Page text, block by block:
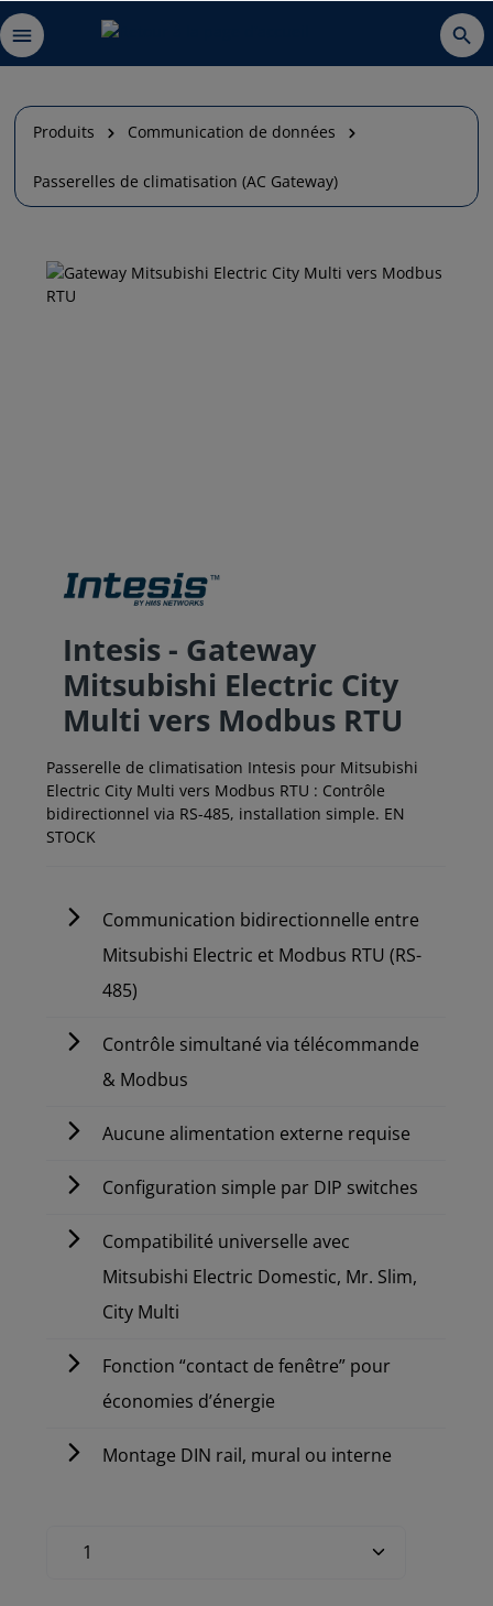
Produits Communication de données
Passerelles de climatisation (AC Gateway)
Intesis - Gateway
Mitsubishi Electric City
Multi vers Modbus RTU
Passerelle de climatisation Intesis pour Mitsubishi
Electric City Multi vers Modbus RTU : Contrôle
bidirectionnel via RS-485, installation simple. EN
STOCK
Communication bidirectionnelle entre
Mitsubishi Electric et Modbus RTU (RS-
485)
Contrôle simultané via télécommande
& Modbus
Aucune alimentation externe requise
Configuration simple par DIP switches
Compatibilité universelle avec
Mitsubishi Electric Domestic, Mr. Slim,
City Multi
Fonction “contact de fenêtre” pour
économies d’énergie
Montage DIN rail, mural ou interne